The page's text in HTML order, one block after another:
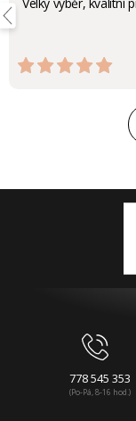
778 545 353
(Po-Pá, 8-16 hod.)